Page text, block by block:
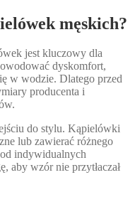
męskich?
jest kluczowy dla
dyskomfort,
w wodzie. Dlatego przed
producenta i
do stylu. Kąpielówki
lub zawierać różnego
indywidualnych
aby wzór nie przytłaczał